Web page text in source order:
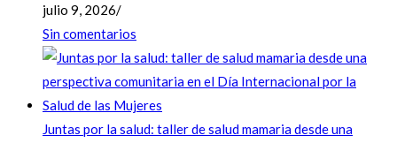
julio 9, 2026/
Sin comentarios
Juntas por la salud: taller de salud mamaria desde una